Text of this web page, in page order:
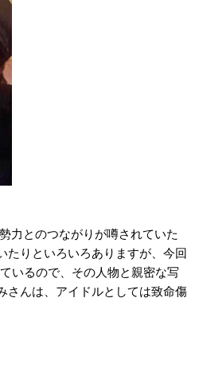
力とのつながりが噂されていた
たりといろいろありますが、今回
いるので、その人物と親密な写
さんは、アイドルとしては致命傷